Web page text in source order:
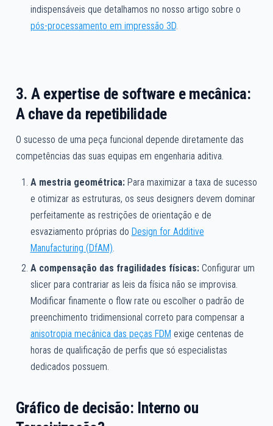
indispensáveis que detalhamos no nosso artigo sobre o
pós-processamento em impressão 3D.
3. A expertise de software e mecânica:
A chave da repetibilidade
O sucesso de uma peça funcional depende diretamente das
competências das suas equipas em engenharia aditiva.
A mestria geométrica:Para maximizar a taxa de sucesso
e otimizar as estruturas, os seus designers devem dominar
perfeitamente as restrições de orientação e de
esvaziamento próprias do Design for Additive
Manufacturing (DfAM).
A compensação das fragilidades físicas:Configurar um
slicer para contrariar as leis da física não se improvisa.
Modificar finamente o flow rate ou escolher o padrão de
preenchimento tridimensional correto para compensar a
anisotropia mecânica das peças FDM exige centenas de
horas de qualificação de perfis que só especialistas
dedicados possuem.
Gráfico de decisão: Interno ou